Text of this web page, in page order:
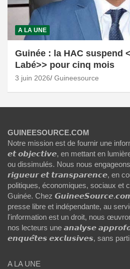
A LA UNE
Guinée : la HAC suspend
Labé>> pour cinq mois
3 juin 2026 Guineesource
GUINEESOURCE.COM
Notre mission est de fournir une
𝙚𝙩 𝙤𝙗𝙟𝙚𝙘𝙩𝙞𝙫𝙚, en mettant en
ou dissimulés. Nous nous
𝙧𝙞𝙜𝙪𝙚𝙪𝙧 𝙚𝙩 𝙩𝙧𝙖𝙣𝙨𝙥𝙖𝙧𝙚𝙣𝙘𝙚, en
politiques, économiques, sociaux et
Guinée. Chez
presse libre et indépendante, au
l'information est un droit, nous
nos lecteurs une 𝙖𝙣𝙖𝙡𝙮𝙨𝙚
𝙚𝙣𝙦𝙪𝙚̂𝙩𝙚𝙨 𝙚𝙭𝙘𝙡𝙪𝙨𝙞𝙫𝙚𝙨, sans parti
A LA UNE